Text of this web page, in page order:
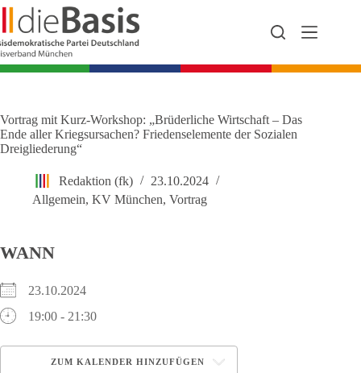
Zum
Inhalt
springen
Vortrag mit Kurz-Workshop: „Brüderliche Wirtschaft – Das
Ende aller Kriegsursachen? Friedenselemente der Sozialen
Dreigliederung“
Redaktion (fk)
23.10.2024
Allgemein, KV München, Vortrag
WANN
23.10.2024
19:00 - 21:30
ZUM KALENDER HINZUFÜGEN